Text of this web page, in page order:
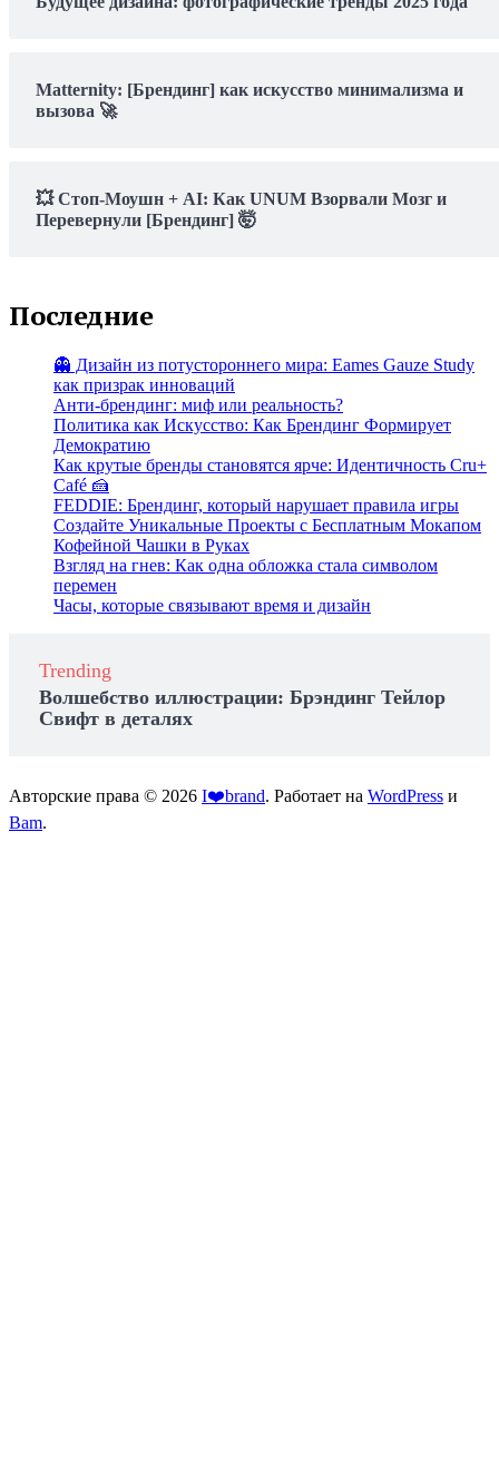
Matternity: [Брендинг] как искусство минимализма и
вызова 🚀
💥 Стоп-Моушн + AI: Как UNUM Взорвали Мозг и
Перевернули [Брендинг] 🤯
Последние
👻 Дизайн из потустороннего мира: Eames Gauze Study
как призрак инноваций
Анти-брендинг: миф или реальность?
Политика как Искусство: Как Брендинг Формирует
Демократию
Как крутые бренды становятся ярче: Идентичность Cru+
Café 🍰
FEDDIE: Брендинг, который нарушает правила игры
Создайте Уникальные Проекты с Бесплатным Мокапом
Кофейной Чашки в Руках
Взгляд на гнев: Как одна обложка стала символом
перемен
Часы, которые связывают время и дизайн
Trending
Волшебство иллюстрации: Брэндинг Тейлор
Свифт в деталях
Авторские права © 2026 I❤️brand. Работает на WordPress и
Bam.